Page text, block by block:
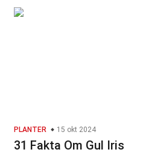
PLANTER 15 okt 2024
31 Fakta Om Gul Iris